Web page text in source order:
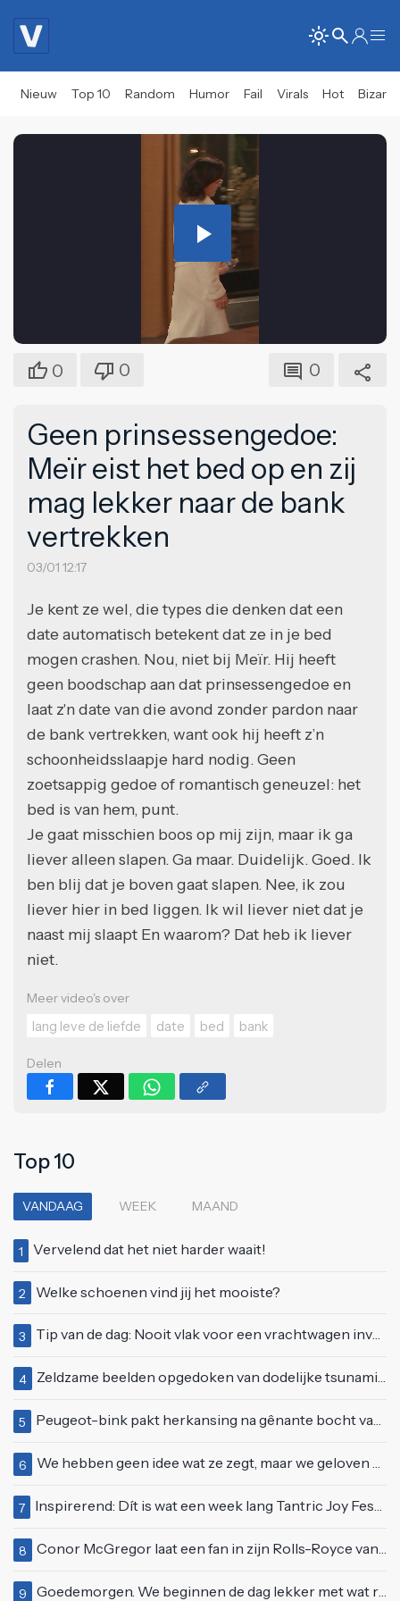
Nieuw Top 10 Random Humor Fail Virals Hot Bizar
Play
Video
0 0 0
Geen prinsessengedoe:
Meïr eist het bed op en zij
mag lekker naar de bank
vertrekken
03/01 12:17
Je kent ze wel, die types die denken dat een
date automatisch betekent dat ze in je bed
mogen crashen. Nou, niet bij Meïr. Hij heeft
geen boodschap aan dat prinsessengedoe en
laat z'n date van die avond zonder pardon naar
de bank vertrekken, want ook hij heeft z’n
schoonheidsslaapje hard nodig. Geen
zoetsappig gedoe of romantisch geneuzel: het
bed is van hem, punt.
Je gaat misschien boos op mij zijn, maar ik ga
liever alleen slapen. Ga maar. Duidelijk. Goed. Ik
ben blij dat je boven gaat slapen. Nee, ik zou
liever hier in bed liggen. Ik wil liever niet dat je
naast mij slaapt En waarom? Dat heb ik liever
niet.
Meer video's over
lang leve de liefde
date bed bank
Delen
Top 10
VANDAAG WEEK MAAND
1 Vervelend dat het niet harder waait!
2 Welke schoenen vind jij het mooiste?
3 Tip van de dag: Nooit vlak voor een vrachtwagen invoegen
4 Zeldzame beelden opgedoken van dodelijke tsunami uit 2004
5 Peugeot-bink pakt herkansing na gênante bocht van 180 graden bij verkeerslicht
6 We hebben geen idee wat ze zegt, maar we geloven haar helemaal!
7 Inspirerend: Dít is wat een week lang Tantric Joy Festival met je doet
8 Conor McGregor laat een fan in zijn Rolls-Royce van $600.000
9 Goedemorgen. We beginnen de dag lekker met wat rek- en strekoefeningen